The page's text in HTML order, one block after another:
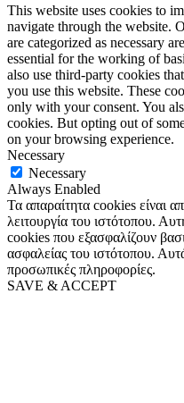
This website uses cookies to
navigate through the website.
are categorized as necessary
essential for the working of
also use third-party cookies
you use this website. These
only with your consent. You
cookies. But opting out of
on your browsing experience.
Necessary
Necessary
Always Enabled
Τα απαραίτητα cookies είναι
λειτουργία του ιστότοπου.
cookies που εξασφαλίζουν
ασφαλείας του ιστότοπου.
προσωπικές πληροφορίες.
SAVE & ACCEPT